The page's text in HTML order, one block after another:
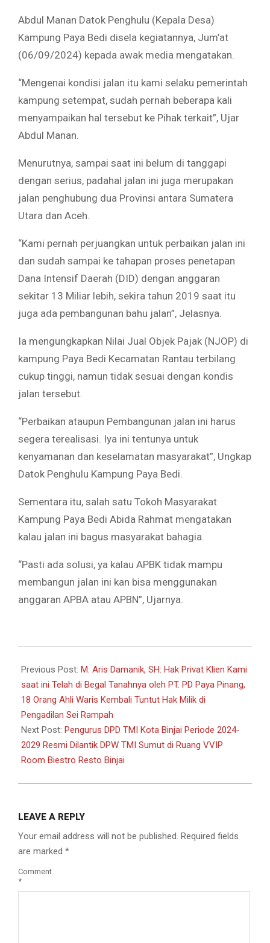
Abdul Manan Datok Penghulu (Kepala Desa)
Kampung Paya Bedi disela kegiatannya, Jum’at
(06/09/2024) kepada awak media mengatakan.
“Mengenai kondisi jalan itu kami selaku pemerintah
kampung setempat, sudah pernah beberapa kali
menyampaikan hal tersebut ke Pihak terkait”, Ujar
Abdul Manan.
Menurutnya, sampai saat ini belum di tanggapi
dengan serius, padahal jalan ini juga merupakan
jalan penghubung dua Provinsi antara Sumatera
Utara dan Aceh.
“Kami pernah perjuangkan untuk perbaikan jalan ini
dan sudah sampai ke tahapan proses penetapan
Dana Intensif Daerah (DID) dengan anggaran
sekitar 13 Miliar lebih, sekira tahun 2019 saat itu
juga ada pembangunan bahu jalan”, Jelasnya.
Ia mengungkapkan Nilai Jual Objek Pajak (NJOP) di
kampung Paya Bedi Kecamatan Rantau terbilang
cukup tinggi, namun tidak sesuai dengan kondis
jalan tersebut.
“Perbaikan ataupun Pembangunan jalan ini harus
segera terealisasi. Iya ini tentunya untuk
kenyamanan dan keselamatan masyarakat”, Ungkap
Datok Penghulu Kampung Paya Bedi.
Sementara itu, salah satu Tokoh Masyarakat
Kampung Paya Bedi Abida Rahmat mengatakan
kalau jalan ini bagus masyarakat bahagia.
“Pasti ada solusi, ya kalau APBK tidak mampu
membangun jalan ini kan bisa menggunakan
anggaran APBA atau APBN”, Ujarnya.
09-
06
Previous Post: M. Aris Damanik, SH: Hak Privat Klien Kami
saat ini Telah di Begal Tanahnya oleh PT. PD Paya Pinang,
18 Orang Ahli Waris Kembali Tuntut Hak Milik di
Pengadilan Sei Rampah
Next Post: Pengurus DPD TMI Kota Binjai Periode 2024-
2029 Resmi Dilantik DPW TMI Sumut di Ruang VVIP
Room Biestro Resto Binjai
LEAVE A REPLY
Your email address will not be published. Required fields
are marked *
Comment
*